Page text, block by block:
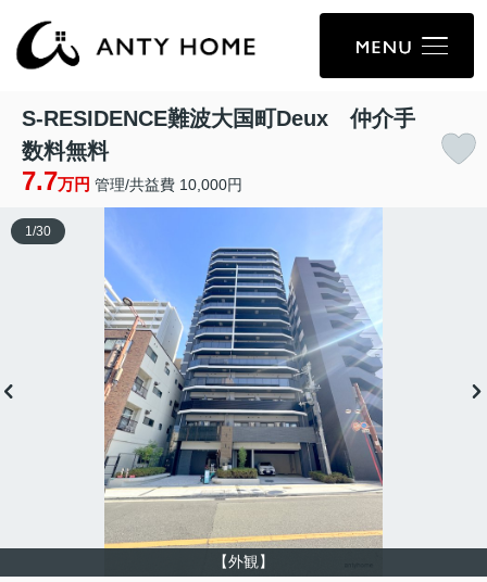
S-RESIDENCE難波大国町Deux 仲介手
数料無料
7.7万円 管理/共益費 10,000円
【外観】
1 /30